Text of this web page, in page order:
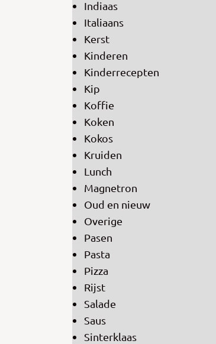
Indiaas
Italiaans
Kerst
Kinderen
Kinderrecepten
Kip
Koffie
Koken
Kokos
Kruiden
Lunch
Magnetron
Oud en nieuw
Overige
Pasen
Pasta
Pizza
Rijst
Salade
Saus
Sinterklaas